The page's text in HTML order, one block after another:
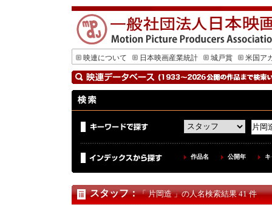
映連について 日本映画産業統計 城戸賞 米国ア
作品名 公開年
スタッフ：「 片岡造 」の人名検索結果 41 件